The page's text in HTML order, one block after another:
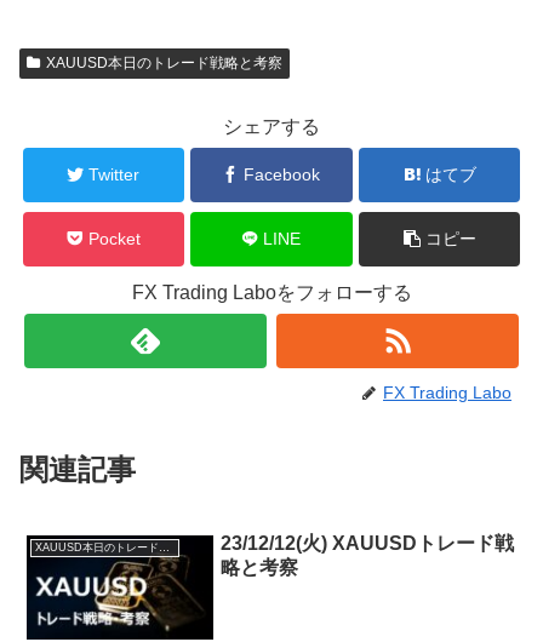
XAUUSD本日のトレード戦略と考察
シェアする
Twitter Facebook はてブ
Pocket LINE コピー
FX Trading Laboをフォローする
FX Trading Labo
関連記事
23/12/12(火) XAUUSDトレード戦
略と考察